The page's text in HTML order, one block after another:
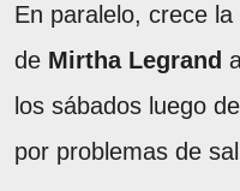
En paralelo, crece
de Mirtha Legrand
los sábados luego
por problemas de